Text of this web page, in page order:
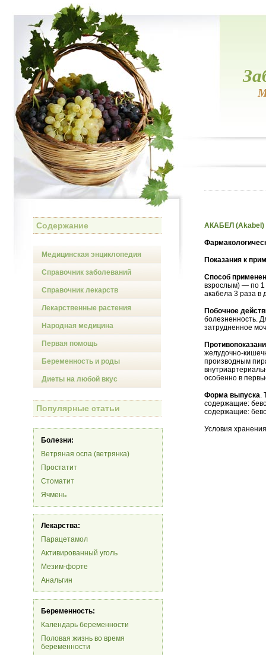
Содержание
Медицинская энциклопедия
Справочник заболеваний
Справочник лекарств
Лекарственные растения
Народная медицина
Первая помощь
Беременность и роды
Диеты на любой вкус
Популярные статьи
Болезни:
Ветряная оспа (ветрянка)
Простатит
Стоматит
Ячмень
Лекарства:
Парацетамол
Активированный уголь
Мезим-форте
Анальгин
Беременность:
Календарь беременности
Половая жизнь во время
беременности
АКАБЕЛ (Akabel)
Показания к
Способ
взрослым) — по 1
акабела 3 раза в
Побочное
болезненность.
затрудненное
желудочно-
производным
особенно в
Форма выпуска.
содержащие:
содержащие:
Условия